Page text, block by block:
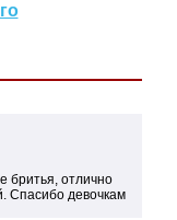
бритья, отлично
Спасибо девочкам